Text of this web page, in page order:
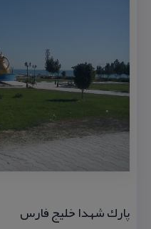
پارك شهدا خلیج فارس